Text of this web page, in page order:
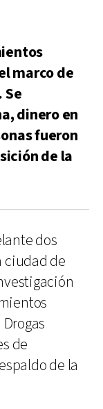
marco de
Se
dinero en
fueron
de la
dos
ciudad de
de
de la